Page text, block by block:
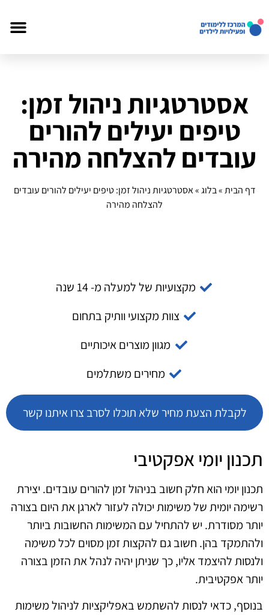
אסטרטגיות ניהול זמן:
טיפים יעילים להורים
עובדים להצלחה מהירה
דף הבית»בלוג»אסטרטגיות ניהול זמן: טיפים יעילים להורים עובדים
להצלחה מהירה
מקצועיות של למעלה מ- 14 שנה
צוות מקצועי וותיק בתחום
מגוון מוצרים איכותיים
מחירים משתלמים
לקבלת הצעת מחיר שלא תוכלו לסרב צרו איתנו קשר
תכנון יומי אפקטיבי
תכנון יומי הוא חלק חשוב בניהול זמן להורים עובדים. יצירת
רשימה יומית של משימות יכולה לעזור לארגן את היום בצורה
יותר מסודרת. יש להתחיל עם המשימות החשובות ביותר
ולהתמקד בהן. חשוב גם להקצות זמן מסוים לכל משימה
ולנסות להיצמד אליו, כך שניתן יהיה לנהל את הזמן בצורה
יותר אפקטיבית.
בנוסף, כדאי לנסות להשתמש באפליקציות לניהול משימות